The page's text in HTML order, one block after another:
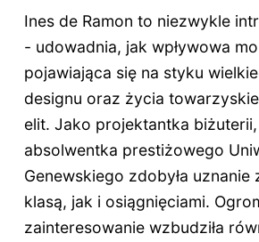
Ines de Ramon to niezwykle
- udowadnia, jak wpływowa
pojawiająca się na styku
designu oraz życia
elit. Jako projektantka
absolwentka prestiżowego
Genewskiego zdobyła uznanie
klasą, jak i osiągnięciami.
zainteresowanie wzbudziła